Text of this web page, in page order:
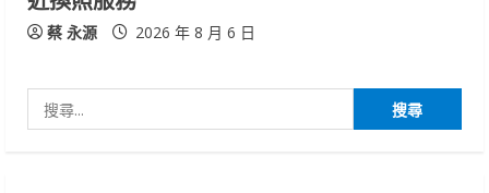
蔡 永源 2026 年 8 月 6 日
尋